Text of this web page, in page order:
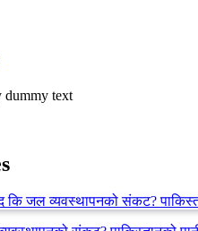
dummy text